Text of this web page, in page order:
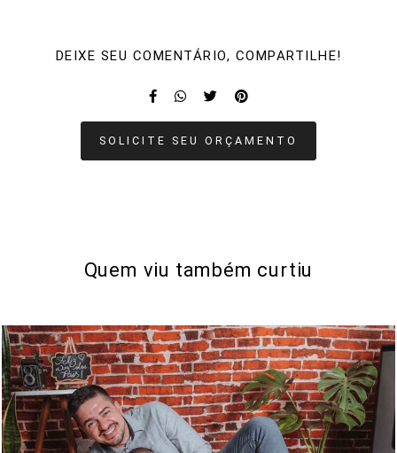
DEIXE SEU COMENTÁRIO, COMPARTILHE!
SOLICITE SEU ORÇAMENTO
Quem viu também curtiu